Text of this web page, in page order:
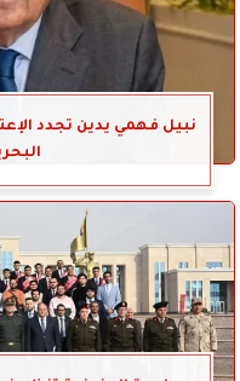
نبيل فهمي يدين تجدد